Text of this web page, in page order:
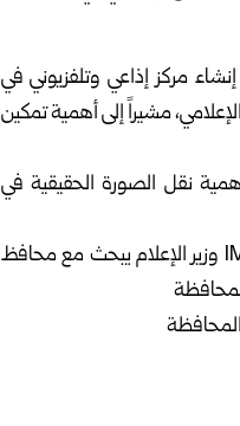
مركز إذاعي وتلفزيوني في
مشيراً إلى أهمية ‏تمكين
نقل الصورة الحقيقية ‏في